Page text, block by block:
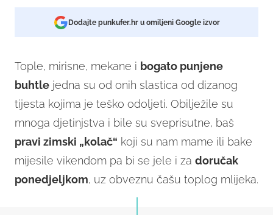
Dodajte punkufer.hr u omiljeni Google izvor
Tople, mirisne, mekane i bogato punjene
buhtle jedna su od onih slastica od dizanog
tijesta kojima je teško odoljeti. Obilježile su
mnoga djetinjstva i bile su sveprisutne, baš
pravi zimski „kolač“ koji su nam mame ili bake
mijesile vikendom pa bi se jele i za doručak
ponedjeljkom, uz obveznu čašu toplog mlijeka.